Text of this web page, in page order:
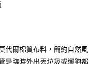
代爾棉質布料，簡約自然風
是臨時外出丟垃圾或遛狗都